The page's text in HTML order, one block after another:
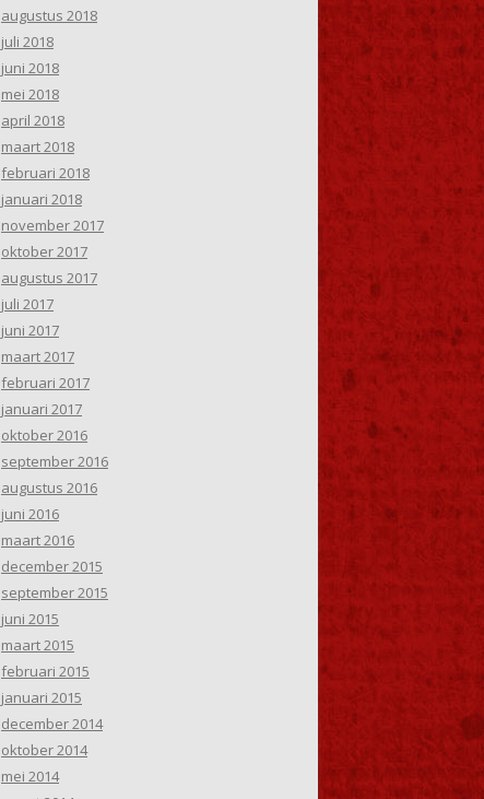
augustus 2018
juli 2018
juni 2018
mei 2018
april 2018
maart 2018
februari 2018
januari 2018
november 2017
oktober 2017
augustus 2017
juli 2017
juni 2017
maart 2017
februari 2017
januari 2017
oktober 2016
september 2016
augustus 2016
juni 2016
maart 2016
december 2015
september 2015
juni 2015
maart 2015
februari 2015
januari 2015
december 2014
oktober 2014
mei 2014